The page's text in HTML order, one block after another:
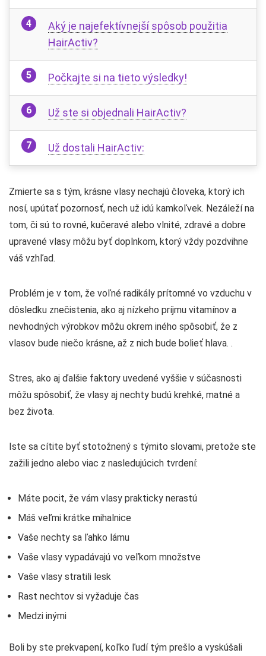
Aký je najefektívnejší spôsob použitia
HairActiv?
Počkajte si na tieto výsledky!
Už ste si objednali HairActiv?
Už dostali HairActiv:
Zmierte sa s tým, krásne vlasy nechajú človeka, ktorý ich
nosí, upútať pozornosť, nech už idú kamkoľvek. Nezáleží na
tom, či sú to rovné, kučeravé alebo vlnité, zdravé a dobre
upravené vlasy môžu byť doplnkom, ktorý vždy pozdvihne
váš vzhľad.
Problém je v tom, že voľné radikály prítomné vo vzduchu v
dôsledku znečistenia, ako aj nízkeho príjmu vitamínov a
nevhodných výrobkov môžu okrem iného spôsobiť, že z
vlasov bude niečo krásne, až z nich bude bolieť hlava. .
Stres, ako aj ďalšie faktory uvedené vyššie v súčasnosti
môžu spôsobiť, že vlasy aj nechty budú krehké, matné a
bez života.
Iste sa cítite byť stotožnený s týmito slovami, pretože ste
zažili jedno alebo viac z nasledujúcich tvrdení:
Máte pocit, že vám vlasy prakticky nerastú
Máš veľmi krátke mihalnice
Vaše nechty sa ľahko lámu
Vaše vlasy vypadávajú vo veľkom množstve
Vaše vlasy stratili lesk
Rast nechtov si vyžaduje čas
Medzi inými
Boli by ste prekvapení, koľko ľudí tým prešlo a vyskúšali